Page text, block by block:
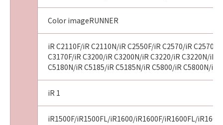
No.022915
Color imageRUNNER
iR C2110F/iR C2110N/iR C2550F/iR C2570/iR
C3170F/iR C3200/iR C3200N/iR C3220/iR C3220N/iR
C5180N/iR C5185/iR C5185N/iR C5800/iR C5800N/
iR 1
iR1500F/iR1500FL/iR1600/iR1600F/iR1600FL/